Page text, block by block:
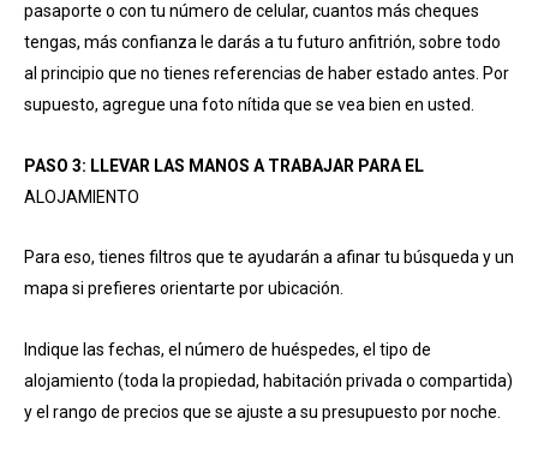
pasaporte o con tu número de celular, cuantos más cheques
tengas, más confianza le darás a tu futuro anfitrión, sobre todo
al principio que no tienes referencias de haber estado antes. Por
supuesto, agregue una foto nítida que se vea bien en usted.
PASO 3: LLEVAR LAS MANOS A TRABAJAR PARA EL
ALOJAMIENTO
Para eso, tienes filtros que te ayudarán a afinar tu búsqueda y un
mapa si prefieres orientarte por ubicación.
Indique las fechas, el número de huéspedes, el tipo de
alojamiento (toda la propiedad, habitación privada o compartida)
y el rango de precios que se ajuste a su presupuesto por noche.